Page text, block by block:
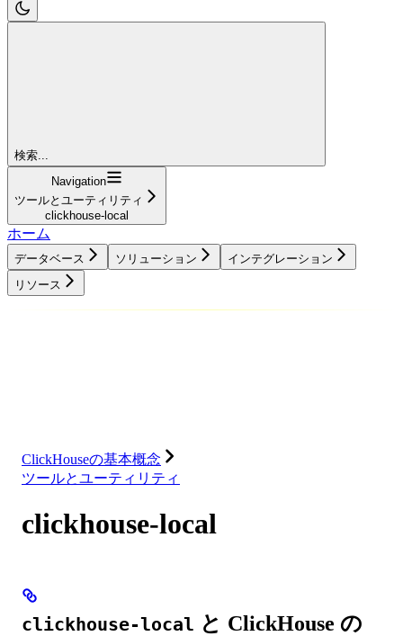
検索...
Navigation
ツールとユーティリティ
clickhouse-local
ホーム
データベース ソリューション
インテグレーション
リソース
ClickHouseの基本概念
ツールとユーティリティ
clickhouse-local
clickhouse-local と ClickHouse の